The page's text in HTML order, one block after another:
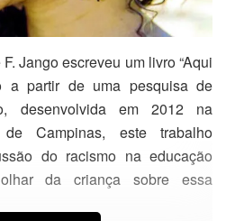
Jango escreveu um livro “Aqui
a partir de uma pesquisa de
desenvolvida em 2012 na
de Campinas, este trabalho
do racismo na educação
da criança sobre essa